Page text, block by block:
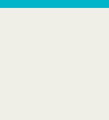
TwitterYoutubeLinkedin